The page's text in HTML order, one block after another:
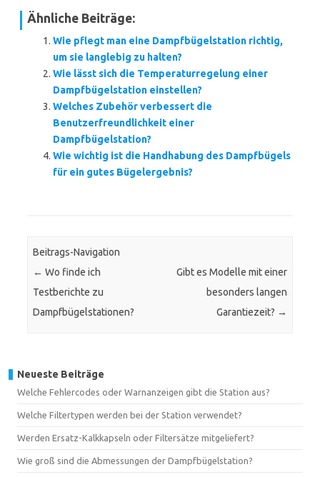
Ähnliche Beiträge:
Wie pflegt man eine Dampfbügelstation richtig,
um sie langlebig zu halten?
Wie lässt sich die Temperaturregelung einer
Dampfbügelstation einstellen?
Welches Zubehör verbessert die
Benutzerfreundlichkeit einer
Dampfbügelstation?
Wie wichtig ist die Handhabung des Dampfbügels
für ein gutes Bügelergebnis?
Beitrags-Navigation
← Wo finde ich
Testberichte zu
Dampfbügelstationen?
Gibt es Modelle mit einer
besonders langen
Garantiezeit? →
Neueste Beiträge
Welche Fehlercodes oder Warnanzeigen gibt die Station aus?
Welche Filtertypen werden bei der Station verwendet?
Werden Ersatz-Kalkkapseln oder Filtersätze mitgeliefert?
Wie groß sind die Abmessungen der Dampfbügelstation?